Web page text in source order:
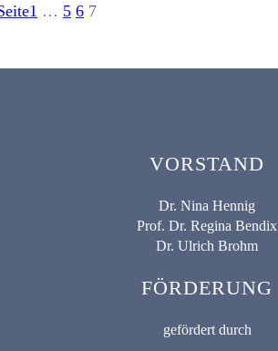
1 … 5 6 7
VORSTAND
Dr. Nina Hennig
Prof. Dr. Regina Bendix
Dr. Ulrich Brohm
FÖRDERUNG
gefördert durch